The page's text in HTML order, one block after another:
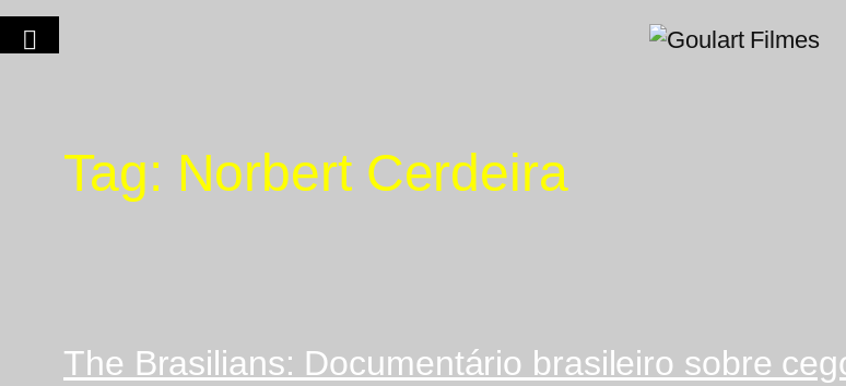
Tag: Norbert Cerdeira
The Brasilians: Documentário brasileiro sobre